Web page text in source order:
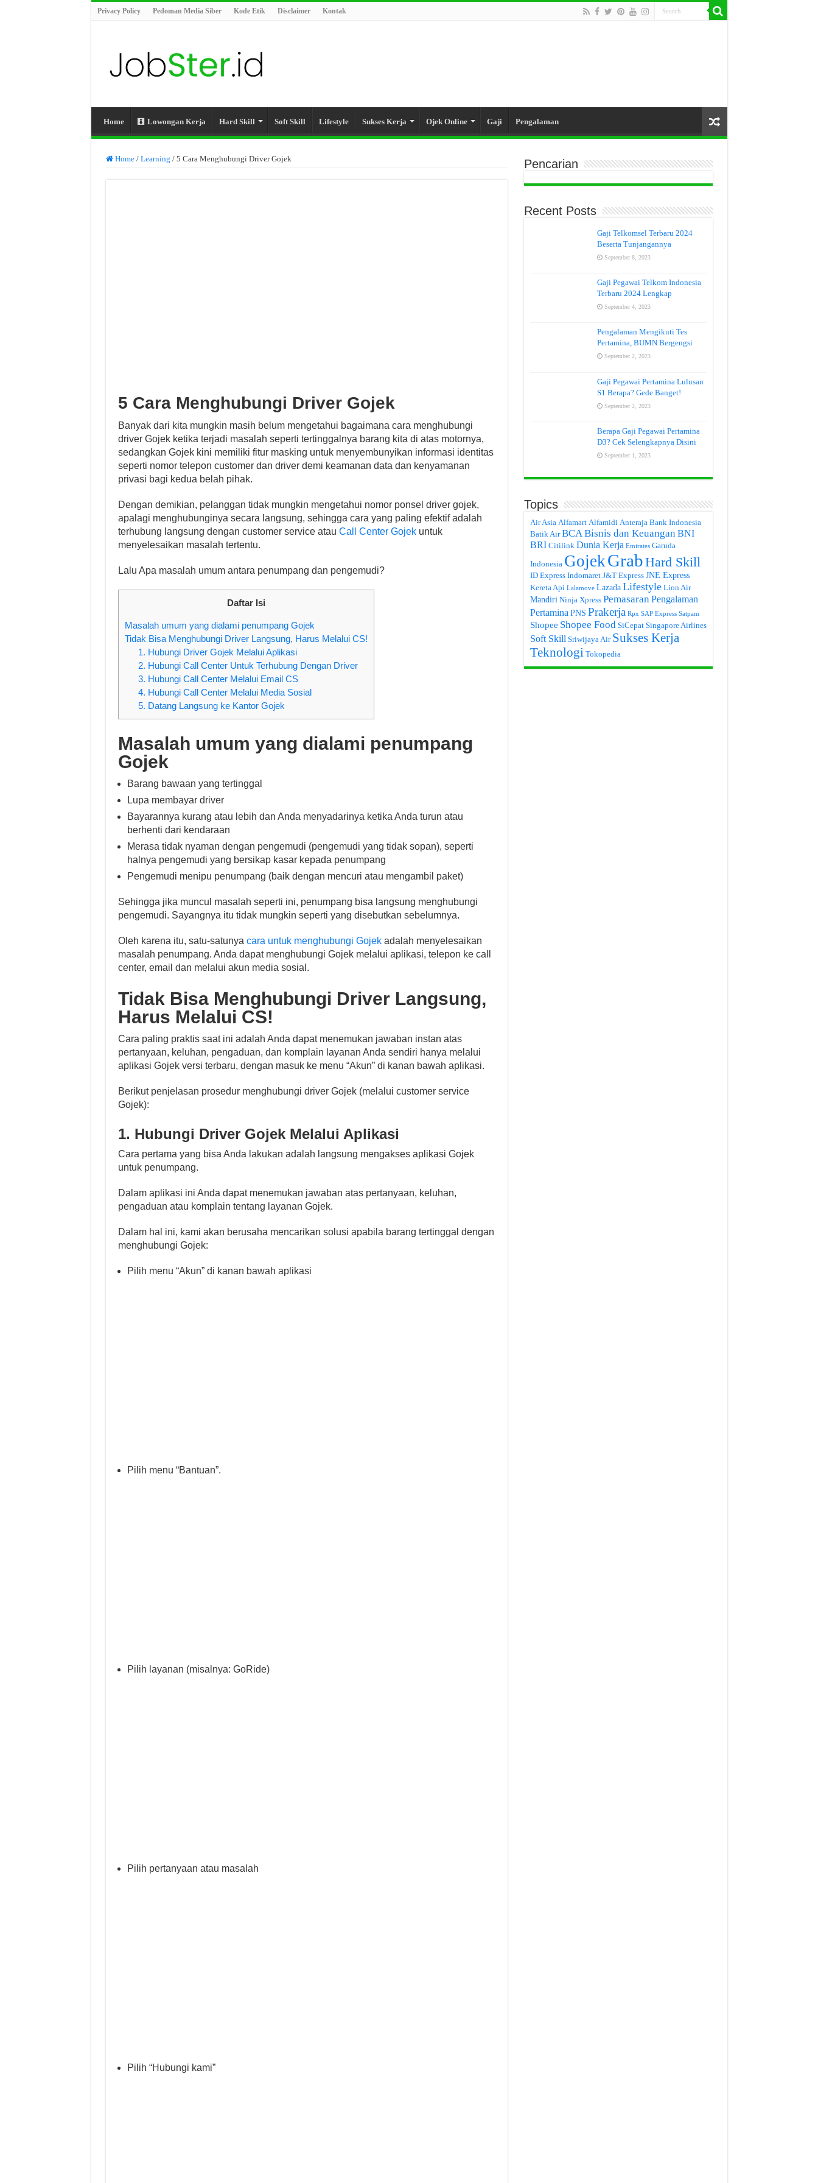
Privacy Policy Pedoman Media Siber Kode Etik Disclaimer Kontak
Home Lowongan Kerja Hard Skill Soft Skill Lifestyle Sukses Kerja Ojek Online Gaji Pengalaman
Home / Learning / 5 Cara Menghubungi Driver Gojek
5 Cara Menghubungi Driver Gojek
Banyak dari kita mungkin masih belum mengetahui bagaimana cara menghubungi
driver Gojek ketika terjadi masalah seperti tertinggalnya barang kita di atas motornya,
sedangkan Gojek kini memiliki fitur masking untuk menyembunyikan informasi identitas
seperti nomor telepon customer dan driver demi keamanan data dan kenyamanan
privasi bagi kedua belah pihak.
Dengan demikian, pelanggan tidak mungkin mengetahui nomor ponsel driver gojek,
apalagi menghubunginya secara langsung, sehingga cara yang paling efektif adalah
terhubung langsung dengan customer service atau Call Center Gojekuntuk
menyelesaikan masalah tertentu.
Lalu Apa masalah umum antara penumpang dan pengemudi?
Daftar Isi
Masalah umum yang dialami penumpang Gojek
Tidak Bisa Menghubungi Driver Langsung, Harus Melalui CS!
1. Hubungi Driver Gojek Melalui Aplikasi
2. Hubungi Call Center Untuk Terhubung Dengan Driver
3. Hubungi Call Center Melalui Email CS
4. Hubungi Call Center Melalui Media Sosial
5. Datang Langsung ke Kantor Gojek
Masalah umum yang dialami penumpang
Gojek
Barang bawaan yang tertinggal
Lupa membayar driver
Bayarannya kurang atau lebih dan Anda menyadarinya ketika Anda turun atau
berhenti dari kendaraan
Merasa tidak nyaman dengan pengemudi (pengemudi yang tidak sopan), seperti
halnya pengemudi yang bersikap kasar kepada penumpang
Pengemudi menipu penumpang (baik dengan mencuri atau mengambil paket)
Sehingga jika muncul masalah seperti ini, penumpang bisa langsung menghubungi
pengemudi. Sayangnya itu tidak mungkin seperti yang disebutkan sebelumnya.
Oleh karena itu, satu-satunya cara untuk menghubungi Gojekadalah menyelesaikan
masalah penumpang. Anda dapat menghubungi Gojek melalui aplikasi, telepon ke call
center, email dan melalui akun media sosial.
Tidak Bisa Menghubungi Driver Langsung,
Harus Melalui CS!
Cara paling praktis saat ini adalah Anda dapat menemukan jawaban instan atas
pertanyaan, keluhan, pengaduan, dan komplain layanan Anda sendiri hanya melalui
aplikasi Gojek versi terbaru, dengan masuk ke menu “Akun” di kanan bawah aplikasi.
Berikut penjelasan prosedur menghubungi driver Gojek (melalui customer service
Gojek):
1. Hubungi Driver Gojek Melalui Aplikasi
Cara pertama yang bisa Anda lakukan adalah langsung mengakses aplikasi Gojek
untuk penumpang.
Dalam aplikasi ini Anda dapat menemukan jawaban atas pertanyaan, keluhan,
pengaduan atau komplain tentang layanan Gojek.
Dalam hal ini, kami akan berusaha mencarikan solusi apabila barang tertinggal dengan
menghubungi Gojek:
Pilih menu “Akun” di kanan bawah aplikasi
Pilih menu “Bantuan”.
Pilih layanan (misalnya: GoRide)
Pilih pertanyaan atau masalah
Pilih “Hubungi kami”
Pencarian
Recent Posts
Gaji Telkomsel Terbaru 2024
Beserta Tunjangannya
September 8, 2023
Gaji Pegawai Telkom Indonesia
Terbaru 2024 Lengkap
September 4, 2023
Pengalaman Mengikuti Tes
Pertamina, BUMN Bergengsi
September 2, 2023
Gaji Pegawai Pertamina Lulusan
S1 Berapa? Gede Banget!
September 2, 2023
Berapa Gaji Pegawai Pertamina
D3? Cek Selengkapnya Disini
September 1, 2023
Topics
Air Asia Alfamart Alfamidi Anteraja Bank Indonesia
Batik Air BCABisnis dan KeuanganBNI
BRI Citilink Dunia Kerja Emirates Garuda
Indonesia GojekGrabHard Skill
ID Express Indomaret J&T Express JNE Express
Kereta Api Lalamove Lazada Lifestyle Lion Air
Mandiri Ninja Xpress PemasaranPengalaman
Pertamina PNS Prakerja Rpx SAP Express Satpam
Shopee Shopee Food SiCepat Singapore Airlines
Soft Skill Sriwijaya Air Sukses Kerja
Teknologi Tokopedia